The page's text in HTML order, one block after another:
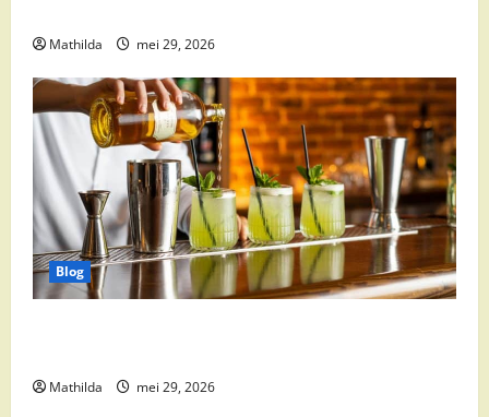
Mathilda mei 29, 2026
Blog
Mathilda mei 29, 2026